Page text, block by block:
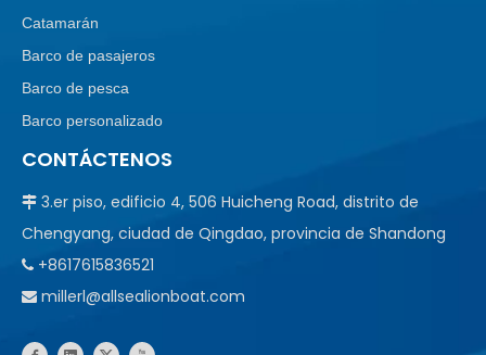
Catamarán
Barco de pasajeros
Barco de pesca
Barco personalizado
CONTÁCTENOS
 3.er piso, edificio 4, 506 Huicheng Road, distrito de
Chengyang, ciudad de Qingdao, provincia de Shandong
 +8617615836521
 millerl@allsealionboat.com